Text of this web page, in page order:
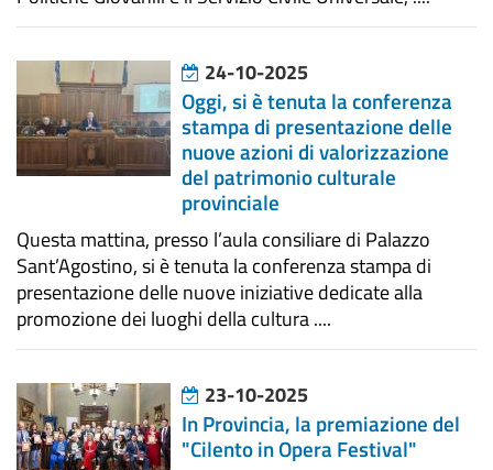
24-10-2025
Oggi, si è tenuta la conferenza
stampa di presentazione delle
nuove azioni di valorizzazione
del patrimonio culturale
provinciale
Questa mattina, presso l’aula consiliare di Palazzo
Sant’Agostino, si è tenuta la conferenza stampa di
presentazione delle nuove iniziative dedicate alla
promozione dei luoghi della cultura ....
23-10-2025
In Provincia, la premiazione del
"Cilento in Opera Festival"